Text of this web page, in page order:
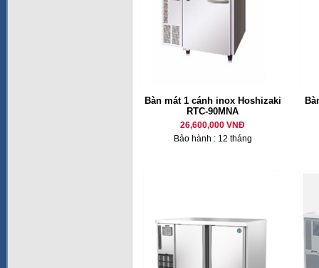
Bàn mát 1 cánh inox Hoshizaki
RTC-90MNA
26,600,000 VNĐ
Bảo hành : 12 tháng